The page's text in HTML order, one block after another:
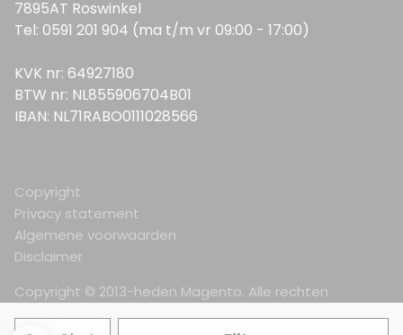
7895AT Roswinkel
Tel: 0591 201 904 (ma t/m vr 09:00 - 17:00)
KVK nr: 64927180
BTW nr: NL855906704B01
IBAN: NL71RABO0111028566
Copyright © 2013-heden Magento. Alle rechten
Copyright
Privacy statement
Algemene voorwaarden
Disclaimer